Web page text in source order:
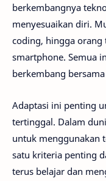
berkembangnya
menyesuaikan diri.
coding, hingga orang
smartphone. Semua
berkembang
Adaptasi ini penting
tertinggal. Dalam
untuk menggunakan
satu kriteria penting
terus belajar dan